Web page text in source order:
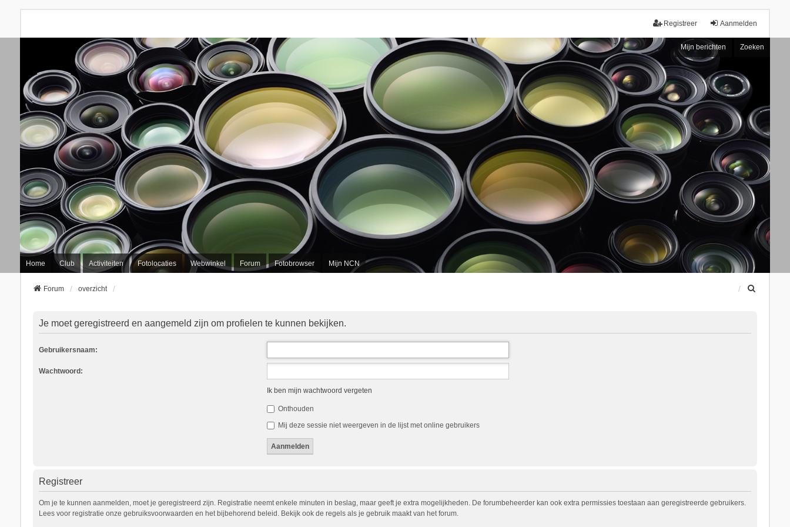
Aanmelden
Registreer
Mijn berichten Zoeken
Home Club Activiteiten Fotolocaties Webwinkel Forum Fotobrowser Mijn NCN
Forum overzicht
Je moet geregistreerd en aangemeld zijn om profielen te kunnen bekijken.
Gebruikersnaam:
Wachtwoord:
Ik ben mijn wachtwoord vergeten
Onthouden
Mij deze sessie niet weergeven in de lijst met online gebruikers
Registreer
Om je te kunnen aanmelden, moet je geregistreerd zijn. Registratie neemt enkele minuten in beslag, maar geeft je extra mogelijkheden. De forumbeheerder kan ook extra permissies toestaan aan geregistreerde gebruikers.
Lees voor registratie onze gebruiksvoorwaarden en het bijbehorend beleid. Bekijk ook de regels als je gebruik maakt van het forum.